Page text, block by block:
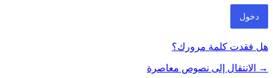
هل فقدت كلمة مرورك؟
→ الانتقال إلى نصوص معاصرة